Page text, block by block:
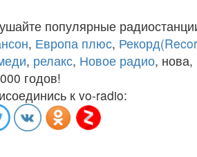
популярные
, Европа плюс,
, релакс, Новое радио, нова,
годов!
к vo-radio: